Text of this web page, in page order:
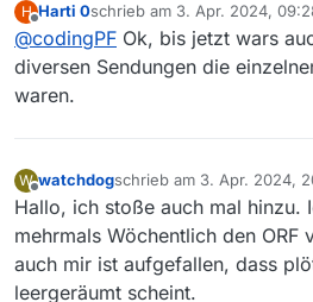
Filmliste ist nicht der
nur wenige Sekunden
Dafür sollte es bessere /
H
Offline
Harti 0schrieb am 3. Apr. 2024,
zuletzt editiert von
@codingPF Ok, bis jetzt wars
diversen Sendungen die
waren.
W
Offline
watchdogschrieb am 3. Apr. 2024,
zuletzt editiert von
Hallo, ich stoße auch mal hinzu.
mehrmals Wöchentlich den ORF
auch mir ist aufgefallen, dass
leergeräumt scheint.